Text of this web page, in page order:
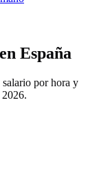
España
por hora y